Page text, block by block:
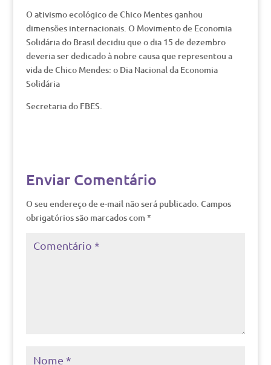
O ativismo ecológico de Chico Mentes ganhou
dimensões internacionais. O Movimento de Economia
Solidária do Brasil decidiu que o dia 15 de dezembro
deveria ser dedicado à nobre causa que representou a
vida de Chico Mendes: o Dia Nacional da Economia
Solidária
Secretaria do FBES.
Enviar Comentário
O seu endereço de e-mail não será publicado. Campos
obrigatórios são marcados com *